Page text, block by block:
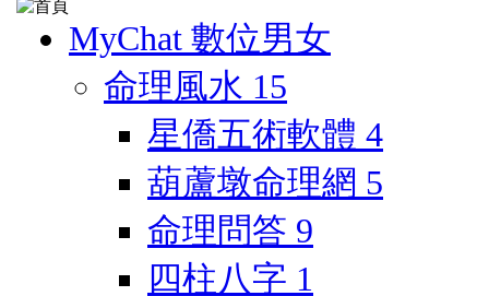
MyChat 數位男女
命理風水 15
星僑五術軟體 4
葫蘆墩命理網 5
命理問答 9
四柱八字 1